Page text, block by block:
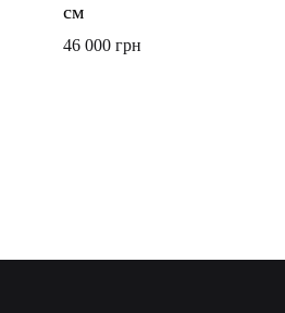
см
46 000 грн